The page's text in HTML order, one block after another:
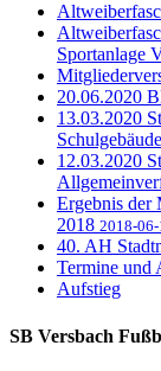
Sportanlage
20.06.2020
13.03.2020
12.03.2020
Ergebnis der
2018 2018-06-
40. AH
Termine und
Aufstieg
SB Versbach